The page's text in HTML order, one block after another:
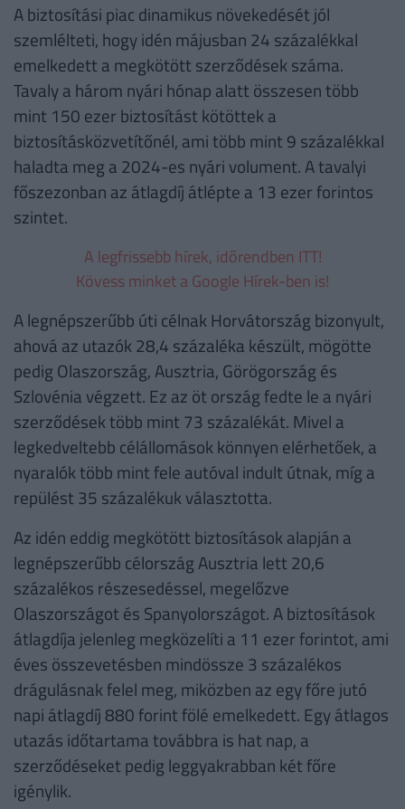
A biztosítási piac dinamikus növekedését jól
szemlélteti, hogy idén májusban 24 százalékkal
emelkedett a megkötött szerződések száma.
Tavaly a három nyári hónap alatt összesen több
mint 150 ezer biztosítást kötöttek a
biztosításközvetítőnél, ami több mint 9 százalékkal
haladta meg a 2024-es nyári volument. A tavalyi
főszezonban az átlagdíj átlépte a 13 ezer forintos
szintet.
A legfrissebb hírek, időrendben ITT!
Kövess minket a Google Hírek-ben is!
A legnépszerűbb úti célnak Horvátország bizonyult,
ahová az utazók 28,4 százaléka készült, mögötte
pedig Olaszország, Ausztria, Görögország és
Szlovénia végzett. Ez az öt ország fedte le a nyári
szerződések több mint 73 százalékát. Mivel a
legkedveltebb célállomások könnyen elérhetőek, a
nyaralók több mint fele autóval indult útnak, míg a
repülést 35 százalékuk választotta.
Az idén eddig megkötött biztosítások alapján a
legnépszerűbb célország Ausztria lett 20,6
százalékos részesedéssel, megelőzve
Olaszországot és Spanyolországot. A biztosítások
átlagdíja jelenleg megközelíti a 11 ezer forintot, ami
éves összevetésben mindössze 3 százalékos
drágulásnak felel meg, miközben az egy főre jutó
napi átlagdíj 880 forint fölé emelkedett. Egy átlagos
utazás időtartama továbbra is hat nap, a
szerződéseket pedig leggyakrabban két főre
igénylik.